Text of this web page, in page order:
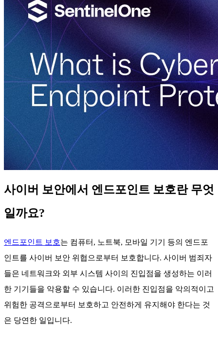
사이버 보안에서 엔드포인트 보호란 무엇
일까요?
엔드포인트 보호는 컴퓨터, 노트북, 모바일 기기 등의 엔드포
인트를 사이버 보안 위협으로부터 보호합니다. 사이버 범죄자
들은 네트워크와 외부 시스템 사이의 진입점을 생성하는 이러
한 기기들을 악용할 수 있습니다. 이러한 진입점을 악의적이고
위험한 공격으로부터 보호하고 안전하게 유지해야 한다는 것
은 당연한 일입니다.